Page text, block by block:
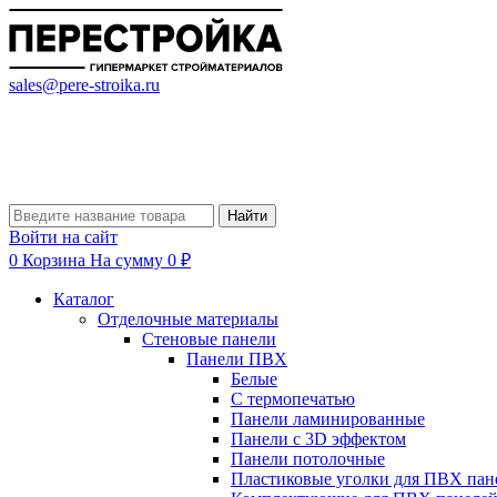
sales@pere-stroika.ru
Найти
Войти на сайт
0 Корзина На сумму 0 ₽
Каталог
Отделочные материалы
Стеновые панели
Панели ПВХ
Белые
С термопечатью
Панели ламинированные
Панели с 3D эффектом
Панели потолочные
Пластиковые уголки для ПВХ